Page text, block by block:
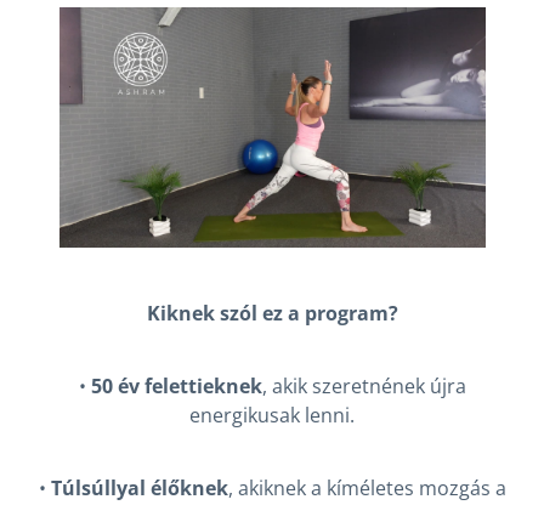
Kiknek szól ez a program?
• 50 év felettieknek, akik szeretnének újra
energikusak lenni.
• Túlsúllyal élőknek, akiknek a kíméletes mozgás a